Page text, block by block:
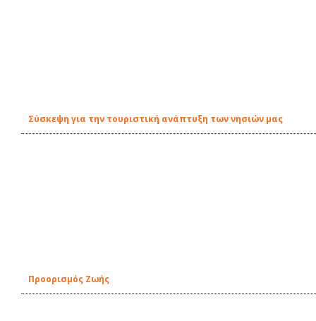
Σύσκεψη για την τουριστική ανάπτυξη των νησιών μας
Προορισμός Ζωής